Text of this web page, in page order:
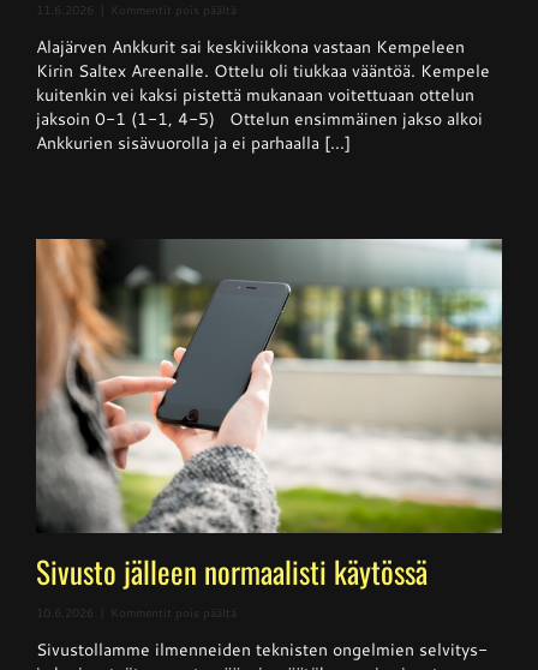
11.6.2026 Kommentit pois päältä
–
Kempele
haki
niukan
voiton
Ankkureilta
Alajärven Ankkurit sai keskiviikkona vastaan Kempeleen
Kirin Saltex Areenalle. Ottelu oli tiukkaa vääntöä. Kempele
kuitenkin vei kaksi pistettä mukanaan voitettuaan ottelun
jaksoin 0-1 (1-1, 4-5) Ottelun ensimmäinen jakso alkoi
Ankkurien sisävuorolla ja ei parhaalla [...]
Sivusto jälleen normaalisti käytössä
10.6.2026 Kommentit pois päältä
jälleen
normaalisti
Sivustollamme ilmenneiden teknisten ongelmien selvitys-